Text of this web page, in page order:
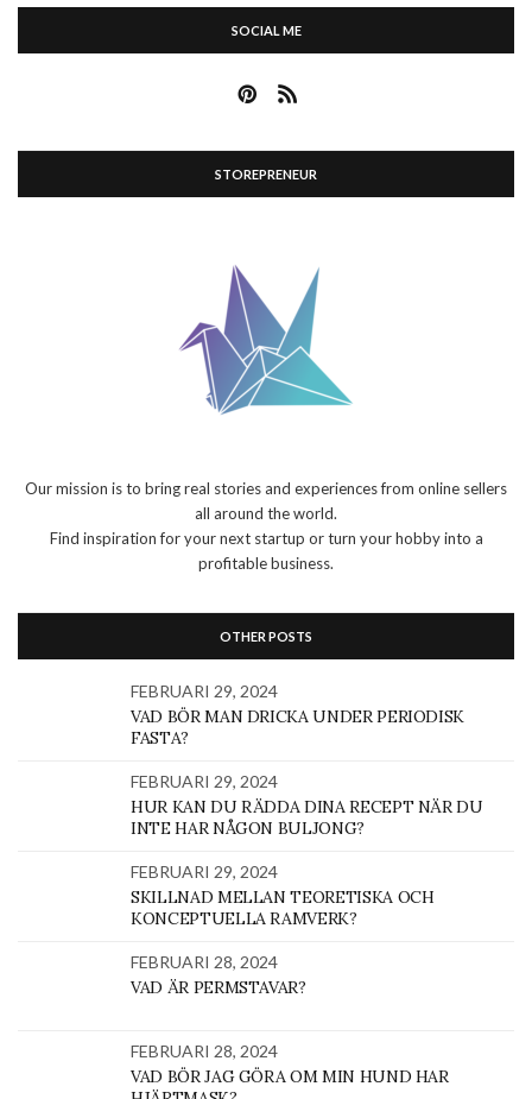
SOCIAL ME
STOREPRENEUR
Our mission is to bring real stories and experiences from online sellers
all around the world.
Find inspiration for your next startup or turn your hobby into a
profitable business.
OTHER POSTS
FEBRUARI 29, 2024
VAD BÖR MAN DRICKA UNDER PERIODISK
FASTA?
FEBRUARI 29, 2024
HUR KAN DU RÄDDA DINA RECEPT NÄR DU
INTE HAR NÅGON BULJONG?
FEBRUARI 29, 2024
SKILLNAD MELLAN TEORETISKA OCH
KONCEPTUELLA RAMVERK?
FEBRUARI 28, 2024
VAD ÄR PERMSTAVAR?
FEBRUARI 28, 2024
VAD BÖR JAG GÖRA OM MIN HUND HAR